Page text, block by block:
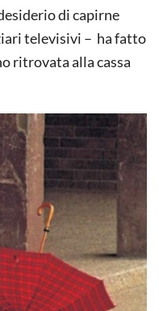
di capirne
televisivi – ha fatto
ritrovata alla cassa